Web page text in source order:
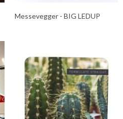
Messevegger - BIG LEDUP